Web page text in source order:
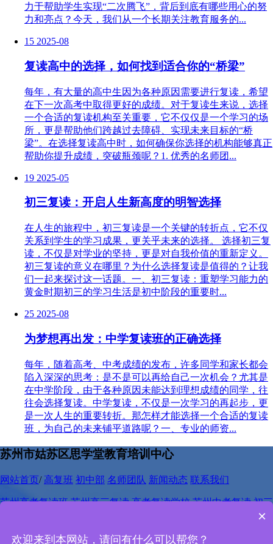
力于帮助学生实现“二次腾飞”，背后到底有哪些用心的努
力和亮点？今天，我们从一个长期关注教育服务的...
15 2025-08
复读高中的选择，如何找到适合你的“桥梁”
每年，有大量的高中生因为各种原因需要进行复读，希望
在下一次高考中取得更好的成绩。对于复读生来说，选择
一个合适的复读机构至关重要，它不仅仅是一个学习的场
所，更是帮助他们跨越过去障碍、实现未来目标的“桥
梁”。在选择复读高中时，如何确保你选择的机构能够真正
帮助你提升成绩，突破瓶颈呢？1. 优秀的名师团...
19 2025-05
初三复读：开启人生新高度的明智选择
在人生的旅程中，初三复读是一个关键的转折点，它不仅
关系到学生的学习成果，更关乎未来的选择。 选择初三复
读，不仅是对学业的坚持，更是对自我价值的重新定义。
初三复读的意义在哪里？为什么选择复读是值得的？让我
们一起来探讨这一话题。一、初三复读：重塑学习能力的
黄金时期初三的学习生活是初中阶段的重要时...
25 2025-08
为梦想再出发：中学复读班的正确选择
每年，随着高考、中考成绩的发布，许多同学和家长都会
陷入深深的思考：是不是可以再给自己一次机会？尤其是
在中学阶段，由于各种原因未能达到理想成绩的同学，往
往会选择复读。中学复读，不仅是一次学习的再起步，更
是一次人生的重要转折。那怎样才能选择一个合适的复读
班，为自己的未来铺平道路呢？一、专业的师资...
苏州市姑苏区思学堂教育培训中心
网站首页/高复班 初中部 名师团队 新闻动态 联系我们
苏州高考复读班 苏州高三复读 高考复读学校 苏州中考复读 初三
电话：400-667-3318
×
欢迎来到本网站，请问有什么可以帮您？